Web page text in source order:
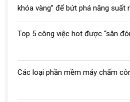
khóa vàng” để bứt phá năng suất
Top 5 công việc hot được “săn
Các loại phần mềm máy chấm